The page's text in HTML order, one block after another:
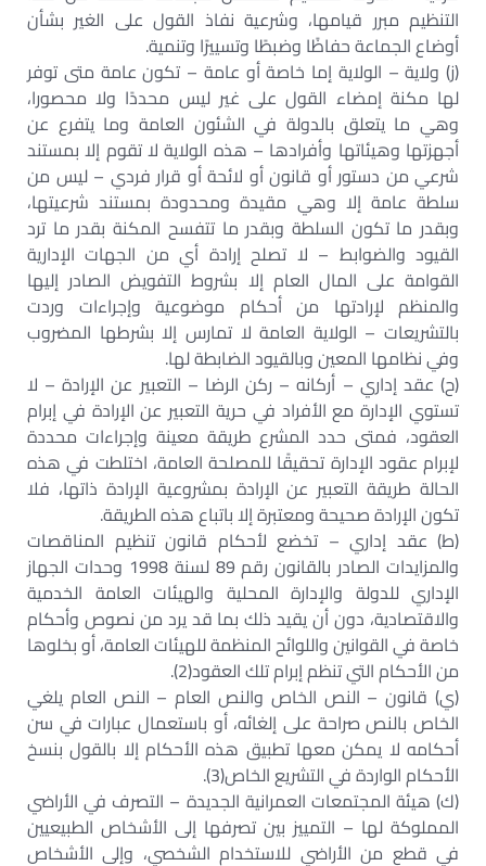
التنظيم مبرر قيامها، وشرعية نفاذ القول على الغير بشأن
أوضاع الجماعة حفاظًا وضبطًا وتسييرًا وتنمية.
(ز) ولاية – الولاية إما خاصة أو عامة – تكون عامة متى توفر
لها مكنة إمضاء القول على غير ليس محددًا ولا محصورا،
وهي ما يتعلق بالدولة في الشئون العامة وما يتفرع عن
أجهزتها وهيئاتها وأفرادها – هذه الولاية لا تقوم إلا بمستند
شرعي من دستور أو قانون أو لائحة أو قرار فردي – ليس من
سلطة عامة إلا وهي مقيدة ومحدودة بمستند شرعيتها،
وبقدر ما تكون السلطة وبقدر ما تتفسح المكنة بقدر ما ترد
القيود والضوابط – لا تصلح إرادة أي من الجهات الإدارية
القوامة على المال العام إلا بشروط التفويض الصادر إليها
والمنظم لإرادتها من أحكام موضوعية وإجراءات وردت
بالتشريعات – الولاية العامة لا تمارس إلا بشرطها المضروب
وفي نظامها المعين وبالقيود الضابطة لها.
(ح) عقد إداري – أركانه – ركن الرضا – التعبير عن الإرادة – لا
تستوي الإدارة مع الأفراد في حرية التعبير عن الإرادة في إبرام
العقود، فمتى حدد المشرع طريقة معينة وإجراءات محددة
لإبرام عقود الإدارة تحقيقًا للمصلحة العامة، اختلطت في هذه
الحالة طريقة التعبير عن الإرادة بمشروعية الإرادة ذاتها، فلا
تكون الإرادة صحيحة ومعتبرة إلا باتباع هذه الطريقة.
(ط) عقد إداري – تخضع لأحكام قانون تنظيم المناقصات
والمزايدات الصادر بالقانون رقم 89 لسنة 1998 وحدات الجهاز
الإداري للدولة والإدارة المحلية والهيئات العامة الخدمية
والاقتصادية، دون أن يقيد ذلك بما قد يرد من نصوص وأحكام
خاصة في القوانين واللوائح المنظمة للهيئات العامة، أو بخلوها
من الأحكام التي تنظم إبرام تلك العقود(2).
(ي) قانون – النص الخاص والنص العام – النص العام يلغي
الخاص بالنص صراحة على إلغائه، أو باستعمال عبارات في سن
أحكامه لا يمكن معها تطبيق هذه الأحكام إلا بالقول بنسخ
الأحكام الواردة في التشريع الخاص(3).
(ك) هيئة المجتمعات العمرانية الجديدة – التصرف في الأراضي
المملوكة لها – التمييز بين تصرفها إلى الأشخاص الطبيعيين
في قطع من الأراضي للاستخدام الشخصي، وإلى الأشخاص